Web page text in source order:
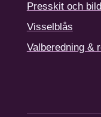
Presskit och
Visselblås
Valberedning &